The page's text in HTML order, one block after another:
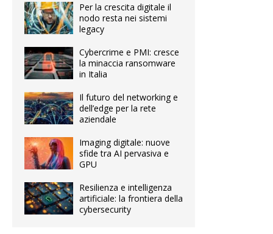
Per la crescita digitale il
nodo resta nei sistemi
legacy
Cybercrime e PMI: cresce
la minaccia ransomware
in Italia
Il futuro del networking e
dell’edge per la rete
aziendale
Imaging digitale: nuove
sfide tra AI pervasiva e
GPU
Resilienza e intelligenza
artificiale: la frontiera della
cybersecurity